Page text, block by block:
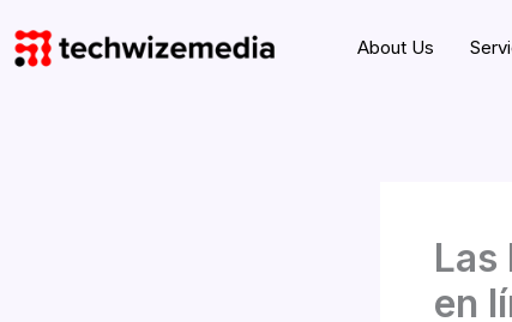
to
About Us
Las
en